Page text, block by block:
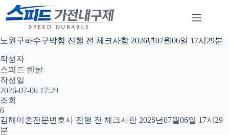
문
로
너
뛰
기
노원구하수구막힘 진행 전 체크사항 2026년07월06일 17시29분
작성자
스피드 렌탈
작성일
2026-07-06 17:29
조회
6
김해이혼전문변호사 진행 전 체크사항 2026년07월06일 17시29
분